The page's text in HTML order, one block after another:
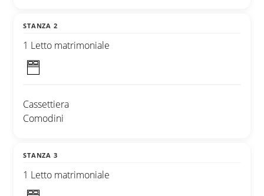
STANZA 2
1 Letto matrimoniale
Cassettiera
Comodini
STANZA 3
1 Letto matrimoniale